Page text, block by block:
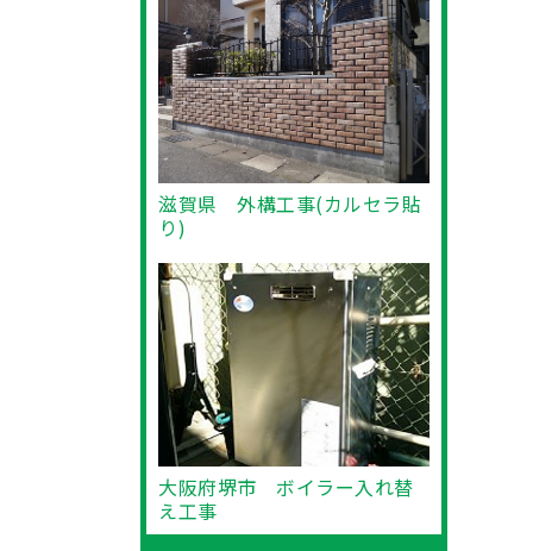
滋賀県 外構工事(カルセラ貼
り)
大阪府堺市 ボイラー入れ替
え工事